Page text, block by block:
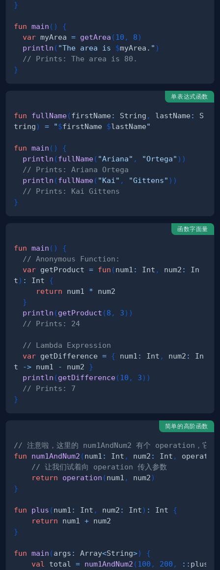
}
fun main ( )
{
var myArea = getArea (10 , 8)
println ( "The area is $myArea ." )
// Prints: The area is 80.
}
单表达式函数
fun fullName(firstName : String , lastName :
S
tring) = "$firstName $lastName"
fun main ( )
{
println (fullName( "Ariana" , "Ortega" ) )
// Prints: Ariana Ortega
println (fullName( "Kai" , "Gittens" ) )
// Prints: Kai Gittens
}
函数字面量
fun main ( )
{
// Anonymous Function:
var getProduct = fun (num1 : Int , num2 :
In
t) : Int {
return num1 *
}
println (getProduct (8 , 3) )
// Prints: 24
// Lambda Expression
var getDifference = { num1 : Int , num2 :
In
t
-> num1 - num2 }
println (getDifference(10 , 3) )
// Prints: 7
}
简单的高阶函数
// 注意啦，这里的 num1AndNum2 有个 operation，它是
fun
num1AndNum2 (num1 : Int , num2 : Int ,
// 让我们试着向 operation 传入参数
return
operation (num1 , num2)
}
fun plus (num1 : Int , num2 : Int) : Int {
return num1 +
}
fun main (args : Array<String>)
{
val
total = num1AndNum2 (100 , 200 , :: plus